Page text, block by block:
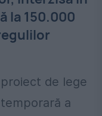
la 150.000
de lege
a